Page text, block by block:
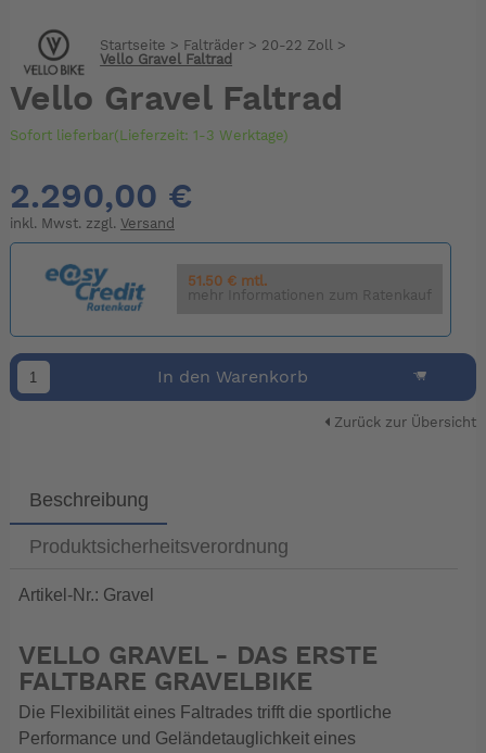
Startseite > Falträder > 20-22 Zoll >
Vello Gravel Faltrad
Vello Gravel Faltrad
Sofort lieferbar(Lieferzeit: 1-3 Werktage)
2.290,00 €
inkl. Mwst. zzgl. Versand
51.50 € mtl.
mehr Informationen zum Ratenkauf
In den Warenkorb
Zurück zur Übersicht
Beschreibung
Produktsicherheitsverordnung
Artikel-Nr.: Gravel
VELLO GRAVEL - DAS ERSTE
FALTBARE GRAVELBIKE
Die Flexibilität eines Faltrades trifft die sportliche
Performance und Geländetauglichkeit eines